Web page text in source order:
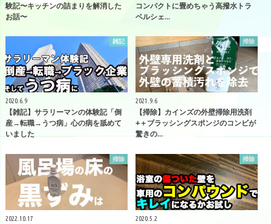
験記〜キッチンの詰まりを解消した
お話〜
コンパクトに畳めちゃう高撥水トラ
ベルシェ…
雑記
2020.6.9
【雑記】サラリーマンの体験記「倒
産→転職→うつ病」心の病を舐めて
いました
掃除
2021.9.6
【掃除】カインズの外壁掃除用洗剤
+＋ブラッシングスポンジのコンビが
驚きの…
掃除
2022.10.17
掃除
2020.5.2